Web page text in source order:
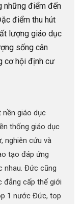
những điểm đến
điểm thu hút
lượng giáo dục
sống cân
cơ hội định cư
giáo dục
thống giáo dục
nghiên cứu và
tạo đáp ứng
nhau. Đức cũng
cấp thế giới
1 nước Đức, top